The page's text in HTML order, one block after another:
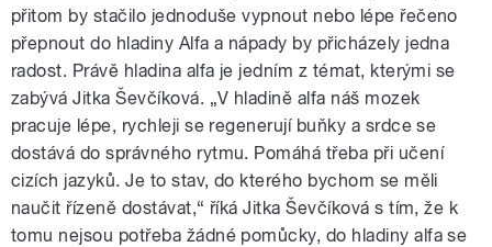
přitom by stačilo jednoduše vypnout nebo lépe řečeno
přepnout do hladiny Alfa a nápady by přicházely jedna
radost. Právě hladina alfa je jedním z témat, kterými se
zabývá Jitka Ševčíková. „V hladině alfa náš mozek
pracuje lépe, rychleji se regenerují buňky a srdce se
dostává do správného rytmu. Pomáhá třeba při učení
cizích jazyků. Je to stav, do kterého bychom se měli
naučit řízeně dostávat,“ říká Jitka Ševčíková s tím, že k
tomu nejsou potřeba žádné pomůcky, do hladiny alfa se